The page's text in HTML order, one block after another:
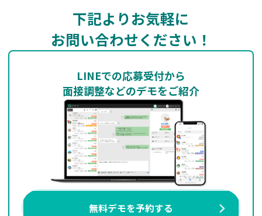
下記よりお気軽に
お問い合わせください！
LINEでの応募受付から
面接調整などのデモをご紹介
無料デモを予約する